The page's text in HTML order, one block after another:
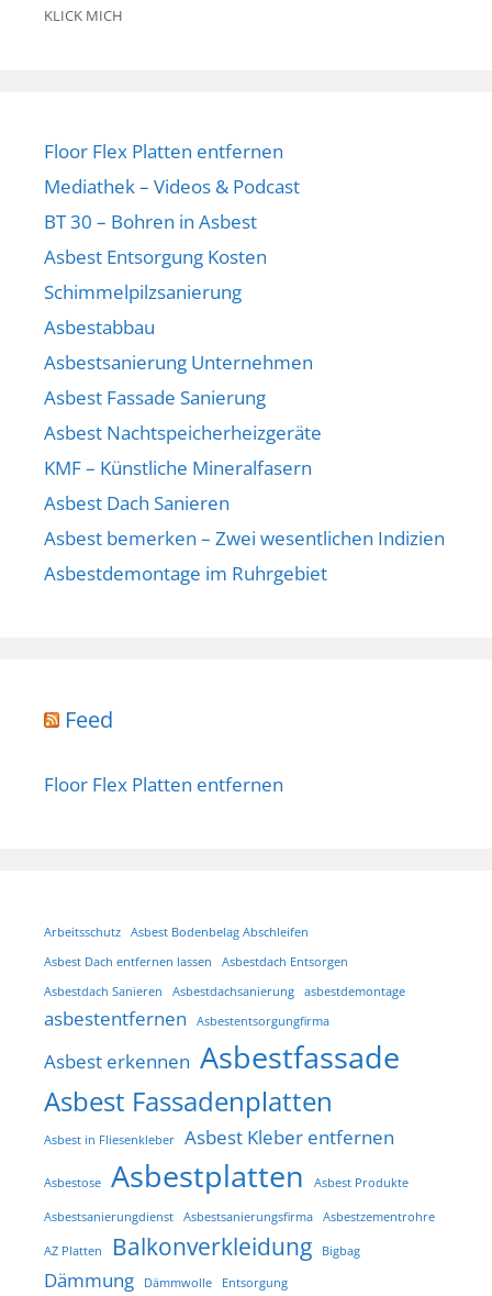
KLICK MICH
Floor Flex Platten entfernen
Mediathek – Videos & Podcast
BT 30 – Bohren in Asbest
Asbest Entsorgung Kosten
Schimmelpilzsanierung
Asbestabbau
Asbestsanierung Unternehmen
Asbest Fassade Sanierung
Asbest Nachtspeicherheizgeräte
KMF – Künstliche Mineralfasern
Asbest Dach Sanieren
Asbest bemerken – Zwei wesentlichen Indizien
Asbestdemontage im Ruhrgebiet
Feed
Floor Flex Platten entfernen
Arbeitsschutz
Asbest Bodenbelag Abschleifen
Asbest Dach entfernen lassen
Asbestdach Entsorgen
Asbestdach Sanieren
Asbestdachsanierung asbestdemontage
asbestentfernen Asbestentsorgungfirma
Asbest erkennen Asbestfassade
Asbest Fassadenplatten
Asbest in Fliesenkleber Asbest Kleber entfernen
Asbestose Asbestplatten Asbest Produkte
Asbestsanierungdienst Asbestsanierungsfirma Asbestzementrohre
AZ Platten Balkonverkleidung Bigbag
Dämmung Dämmwolle Entsorgung